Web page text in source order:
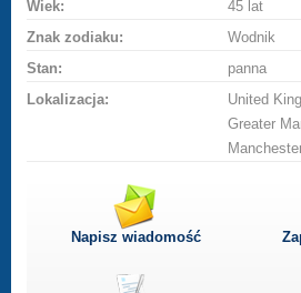
Wiek:
45 lat
Znak zodiaku:
Wodnik
Stan:
panna
Lokalizacja:
United
Greater
Napisz wiadomość